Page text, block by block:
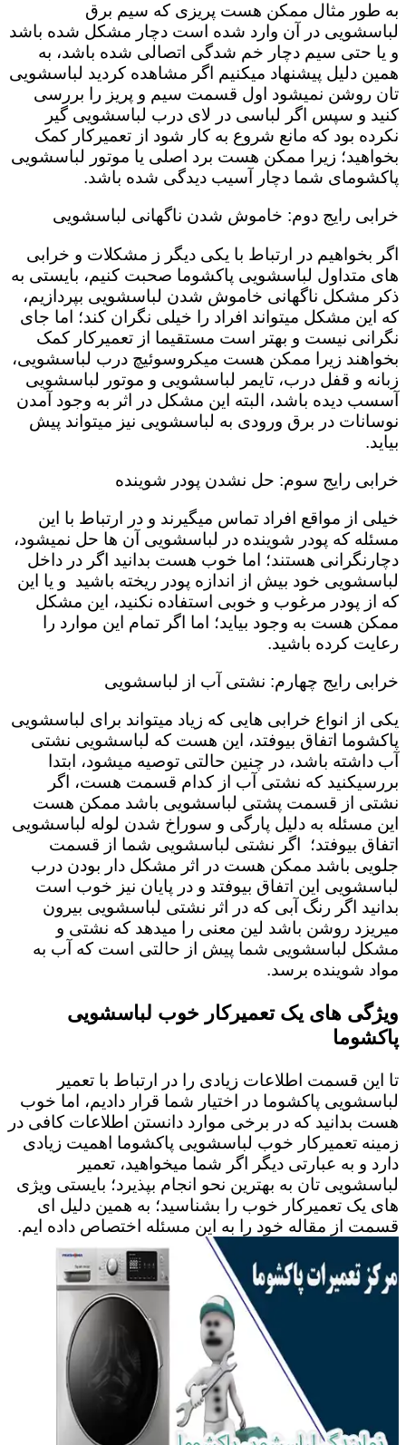
به طور مثال ممکن هست پریزی که سیم برق
لباسشویی در آن وارد شده است دچار مشکل شده باشد
و یا حتی سیم دچار خم شدگی اتصالی شده باشد، به
همین دلیل پیشنهاد میکنیم اگر مشاهده کردید لباسشویی
تان روشن نمیشود اول قسمت سیم و پریز را بررسی
کنید و سپس اگر لباسی در لای درب لباسشویی گیر
نکرده بود که مانع شروع به کار شود از تعمیرکار کمک
بخواهید؛ زیرا ممکن هست برد اصلی یا موتور لباسشویی
پاکشومای شما دچار آسیب دیدگی شده باشد.
خرابی رایج دوم: خاموش شدن ناگهانی لباسشویی
اگر بخواهیم در ارتباط با یکی دیگر ز مشکلات و خرابی
های متداول لباسشویی پاکشوما صحبت کنیم، بایستی به
ذکر مشکل ناگهانی خاموش شدن لباسشویی بپردازیم،
که این مشکل میتواند افراد را خیلی نگران کند؛ اما جای
نگرانی نیست و بهتر است مستقیما از تعمیرکار کمک
بخواهند زیرا ممکن هست میکروسوئیچ درب لباسشویی،
زبانه و قفل درب، تایمر لباسشویی و موتور لباسشویی
آسسب دیده باشد، البته این مشکل در اثر به وجود آمدن
نوسانات در برق ورودی به لباسشویی نیز میتواند پیش
بیاید.
خرابی رایج سوم: حل نشدن پودر شوینده
خیلی از مواقع افراد تماس میگیرند و در ارتباط با این
مسئله که پودر شوینده در لباسشویی آن ها حل نمیشود،
دچارنگرانی هستند؛ اما خوب هست بدانید اگر در داخل
لباسشویی خود بیش از اندازه پودر ریخته باشید و یا این
که از پودر مرغوب و خوبی استفاده نکنید، این مشکل
ممکن هست به وجود بیاید؛ اما اگر تمام این موارد را
رعایت کرده باشید.
خرابی رایج چهارم: نشتی آب از لباسشویی
یکی از انواع خرابی هایی که زیاد میتواند برای لباسشویی
پاکشوما اتفاق بیوفتد، این هست که لباسشویی نشتی
آب داشته باشد، در چنین حالتی توصیه میشود، ابتدا
بررسیکنید که نشتی آب از کدام قسمت هست، اگر
نشتی از قسمت پشتی لباسشویی باشد ممکن هست
این مسئله به دلیل پارگی و سوراخ شدن لوله لباسشویی
اتفاق بیوفتد؛ اگر نشتی لباسشویی شما از قسمت
جلویی باشد ممکن هست در اثر مشکل دار بودن درب
لباسشویی این اتفاق بیوفتد و در پایان نیز خوب است
بدانید اگر رنگ آبی که در اثر نشتی لباسشویی بیرون
میریزد روشن باشد لین معنی را میدهد که نشتی و
مشکل لباسشویی شما پیش از حالتی است که آب به
مواد شوینده برسد.
ویژگی های یک تعمیرکار خوب لباسشویی
پاکشوما
تا این قسمت اطلاعات زیادی را در ارتباط با تعمیر
لباسشویی پاکشوما در اختیار شما قرار دادیم، اما خوب
هست بدانید که در برخی موارد دانستن اطلاعات کافی در
زمینه تعمیرکار خوب لباسشویی پاکشوما اهمیت زیادی
دارد و به عبارتی دیگر اگر شما میخواهید، تعمیر
لباسشویی تان به بهترین نحو انجام بپذیرد؛ بایستی ویژی
های یک تعمیرکار خوب را بشناسید؛ به همین دلیل ای
قسمت از مقاله خود را به این مسئله اختصاص داده ایم.